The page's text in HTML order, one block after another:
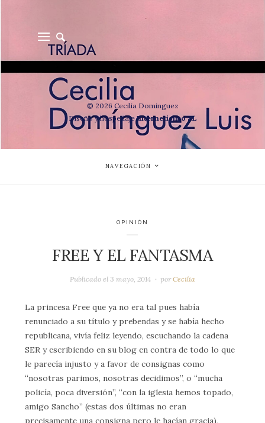
© 2026 Cecilia Dominguez
Diseño y hospedajeInternetisimo SL
NAVEGACIÓN
OPINIÓN
FREE Y EL FANTASMA
Publicado el 3 mayo, 2014 porCecilia
La princesa Free que ya no era tal pues había
renunciado a su título y prebendas y se había hecho
republicana, vivía feliz leyendo, escuchando la cadena
SER y escribiendo en su blog en contra de todo lo que
le parecía injusto y a favor de consignas como
“nosotras parimos, nosotras decidimos”, o “mucha
policía, poca diversión”, “con la iglesia hemos topado,
amigo Sancho” (estas dos últimas no eran
precisamente una consigna pero le hacían gracia),